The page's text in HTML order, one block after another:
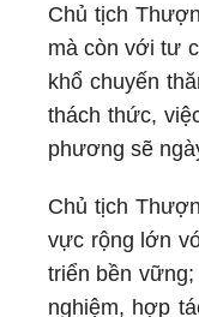
Chủ tịch
mà còn với tư
khổ chuyến
thách thức,
phương sẽ
Chủ tịch
vực rộng lớn
triển bền
nghiệm, hợp